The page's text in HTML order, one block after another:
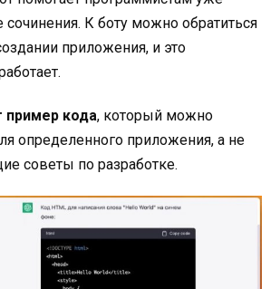
К боту можно обратиться
приложения, и это
пример кода, который можно
определенного приложения, а не
советы по разработке.